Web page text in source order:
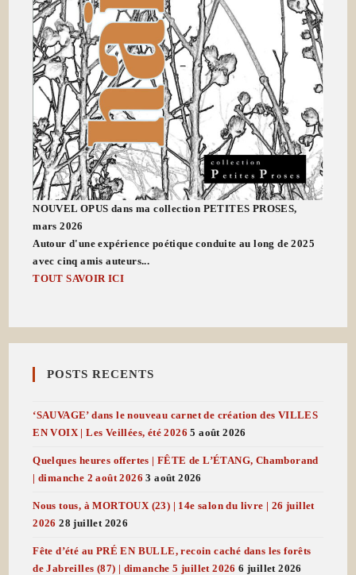
NOUVEL OPUS dans ma collection PETITES PROSES,
mars 2026
Autour d'une expérience poétique conduite au long de 2025
avec cinq amis auteurs...
TOUT SAVOIR ICI
POSTS RECENTS
‘SAUVAGE’ dans le nouveau carnet de création des VILLES
EN VOIX | Les Veillées, été 2026 5 août 2026
Quelques heures offertes | FÊTE de L’ÉTANG, Chamborand
| dimanche 2 août 2026 3 août 2026
Nous tous, à MORTOUX (23) | 14e salon du livre | 26 juillet
2026 28 juillet 2026
Fête d’été au PRÉ EN BULLE, recoin caché dans les forêts
de Jabreilles (87) | dimanche 5 juillet 2026 6 juillet 2026